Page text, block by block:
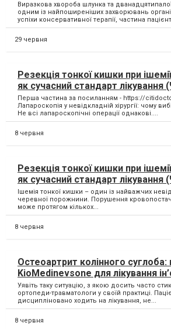
Виразкова хвороба шлунка та
одним із найпоширеніших захворювань
успіхи консервативної терапії, частина
29 червня
Резекція тонкої кишки при
як сучасний стандарт лікування
Перша частина за посиланням - https://
Лапароскопія у невідкладній хірургії: чому
Не всі лапароскопічні операції однакові....
8 червня
Резекція тонкої кишки при
як сучасний стандарт
Ішемія тонкої кишки – один із найважчих
черевної порожнини. Порушення
може протягом кількох...
8 червня
Остеоартрит колінного суглоба:
KioMedinevsone для лікування
Уявіть таку ситуацію, з якою досить часто
ортопеди-травматологи у своїй практиці.
дисципліновано ходить на лікування, не...
8 червня